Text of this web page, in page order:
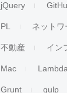
jQuery
PL ネットワ
不動産 イン
Mac Lambda
Grunt gulp